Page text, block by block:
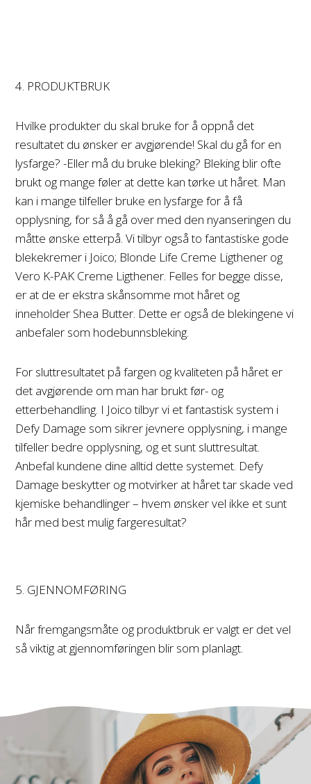
4. PRODUKTBRUK
Hvilke produkter du skal bruke for å oppnå det
resultatet du ønsker er avgjørende! Skal du gå for en
lysfarge? -Eller må du bruke bleking? Bleking blir ofte
brukt og mange føler at dette kan tørke ut håret. Man
kan i mange tilfeller bruke en lysfarge for å få
opplysning, for så å gå over med den nyanseringen du
måtte ønske etterpå. Vi tilbyr også to fantastiske gode
blekekremer i Joico; Blonde Life Creme Ligthener og
Vero K-PAK Creme Ligthener. Felles for begge disse,
er at de er ekstra skånsomme mot håret og
inneholder Shea Butter. Dette er også de blekingene vi
anbefaler som hodebunnsbleking.
For sluttresultatet på fargen og kvaliteten på håret er
det avgjørende om man har brukt før- og
etterbehandling. I Joico tilbyr vi et fantastisk system i
Defy Damage som sikrer jevnere opplysning, i mange
tilfeller bedre opplysning, og et sunt sluttresultat.
Anbefal kundene dine alltid dette systemet. Defy
Damage beskytter og motvirker at håret tar skade ved
kjemiske behandlinger – hvem ønsker vel ikke et sunt
hår med best mulig fargeresultat?
5. GJENNOMFØRING
Når fremgangsmåte og produktbruk er valgt er det vel
så viktig at gjennomføringen blir som planlagt.